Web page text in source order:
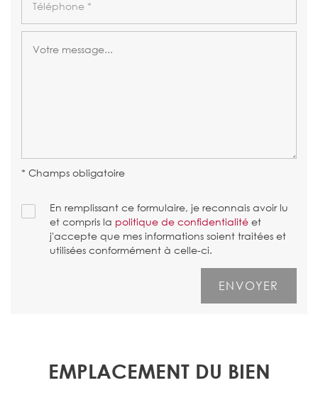
* Champs obligatoire
En remplissant ce formulaire, je reconnais avoir lu
et compris la politique de confidentialité et
j'accepte que mes informations soient traitées et
utilisées conformément à celle-ci.
EMPLACEMENT DU BIEN